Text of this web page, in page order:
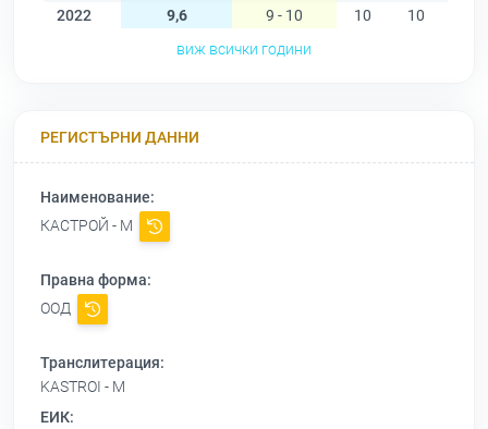
2022
9,6 9 - 10 10 10
виж всички години
РЕГИСТЪРНИ ДАННИ
Наименование:
КАСТРОЙ - М
Правна форма:
ООД
Транслитерация:
KASTROI - M
ЕИК: